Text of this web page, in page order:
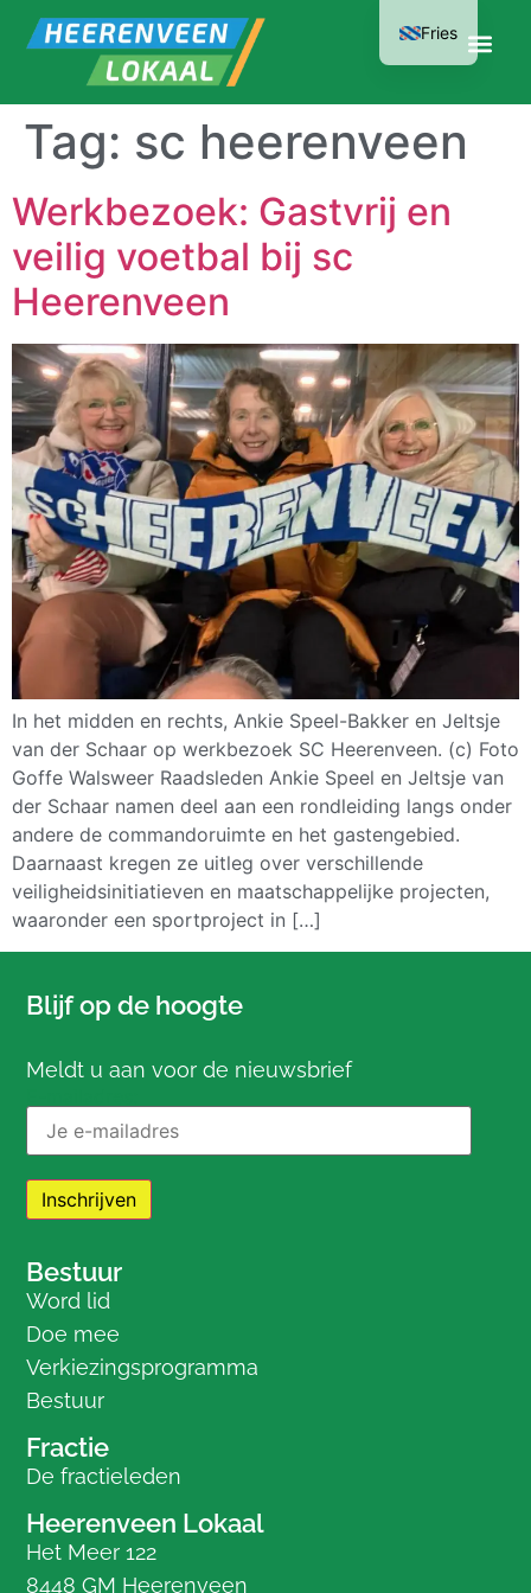
Tag: sc heerenveen
Werkbezoek: Gastvrij en
veilig voetbal bij sc
Heerenveen
In het midden en rechts, Ankie Speel-Bakker en Jeltsje
van der Schaar op werkbezoek SC Heerenveen. (c) Foto
Goffe Walsweer Raadsleden Ankie Speel en Jeltsje van
der Schaar namen deel aan een rondleiding langs onder
andere de commandoruimte en het gastengebied.
Daarnaast kregen ze uitleg over verschillende
veiligheidsinitiatieven en maatschappelijke projecten,
waaronder een sportproject in […]
Blijf op de hoogte
Meldt u aan voor de nieuwsbrief
Bestuur
Word lid
Doe mee
Verkiezingsprogramma
Bestuur
Fractie
De fractieleden
Heerenveen Lokaal
Het Meer 122
8448 GM Heerenveen
Fries